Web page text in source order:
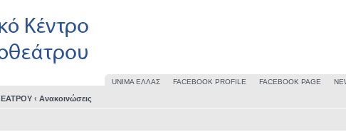
UΝΙΜΑ ΕΛΛΑΣ FACEBOOK PROFILE FACEBOOK PAGE
‹ Ανακοινώσεις